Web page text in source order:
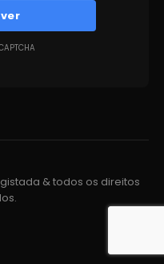
& todos os direitos